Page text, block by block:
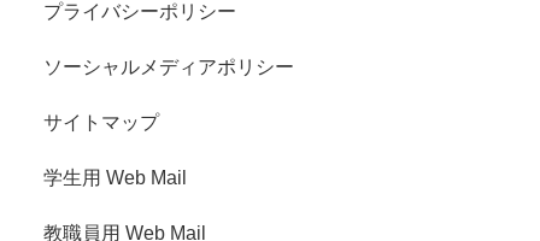
プライバシーポリシー
ソーシャルメディアポリシー
サイトマップ
学生用 Web Mail
教職員用 Web Mail